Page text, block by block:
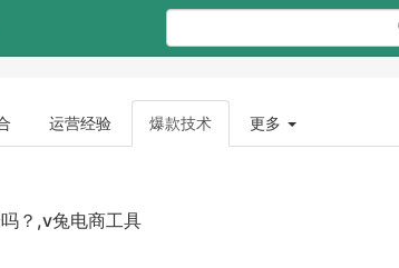
运营经验 爆款技术 更多
？,v兔电商工具